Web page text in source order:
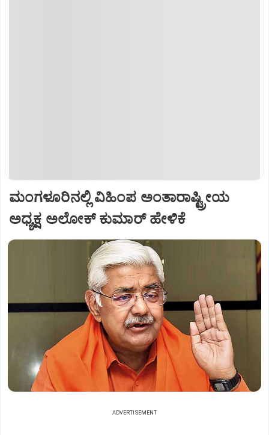
ಮಂಗಳೂರಿನಲ್ಲಿ ವಿಹಿಂಪ ಅಂತಾರಾಷ್ಟ್ರೀಯ
ಅಧ್ಯಕ್ಷ ಅಲೋಕ್ ಕುಮಾರ್ ಹೇಳಿಕೆ
ADVERTISEMENT